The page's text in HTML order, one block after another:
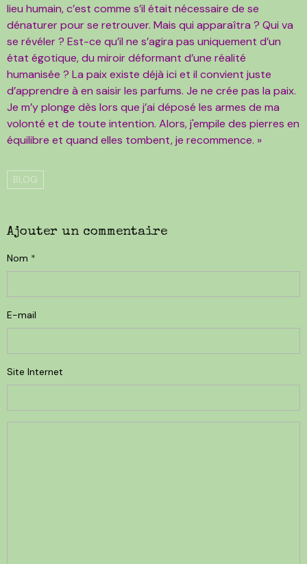
lieu humain, c’est comme s’il était nécessaire de se
dénaturer pour se retrouver. Mais qui apparaîtra ? Qui va
se révéler ? Est-ce qu’il ne s’agira pas uniquement d’un
état égotique, du miroir déformant d’une réalité
humanisée ? La paix existe déjà ici et il convient juste
d’apprendre à en saisir les parfums. Je ne crée pas la paix.
Je m’y plonge dès lors que j’ai déposé les armes de ma
volonté et de toute intention. Alors, j'empile des pierres en
équilibre et quand elles tombent, je recommence. »
BLOG
Ajouter un commentaire
Nom
E-mail
Site Internet